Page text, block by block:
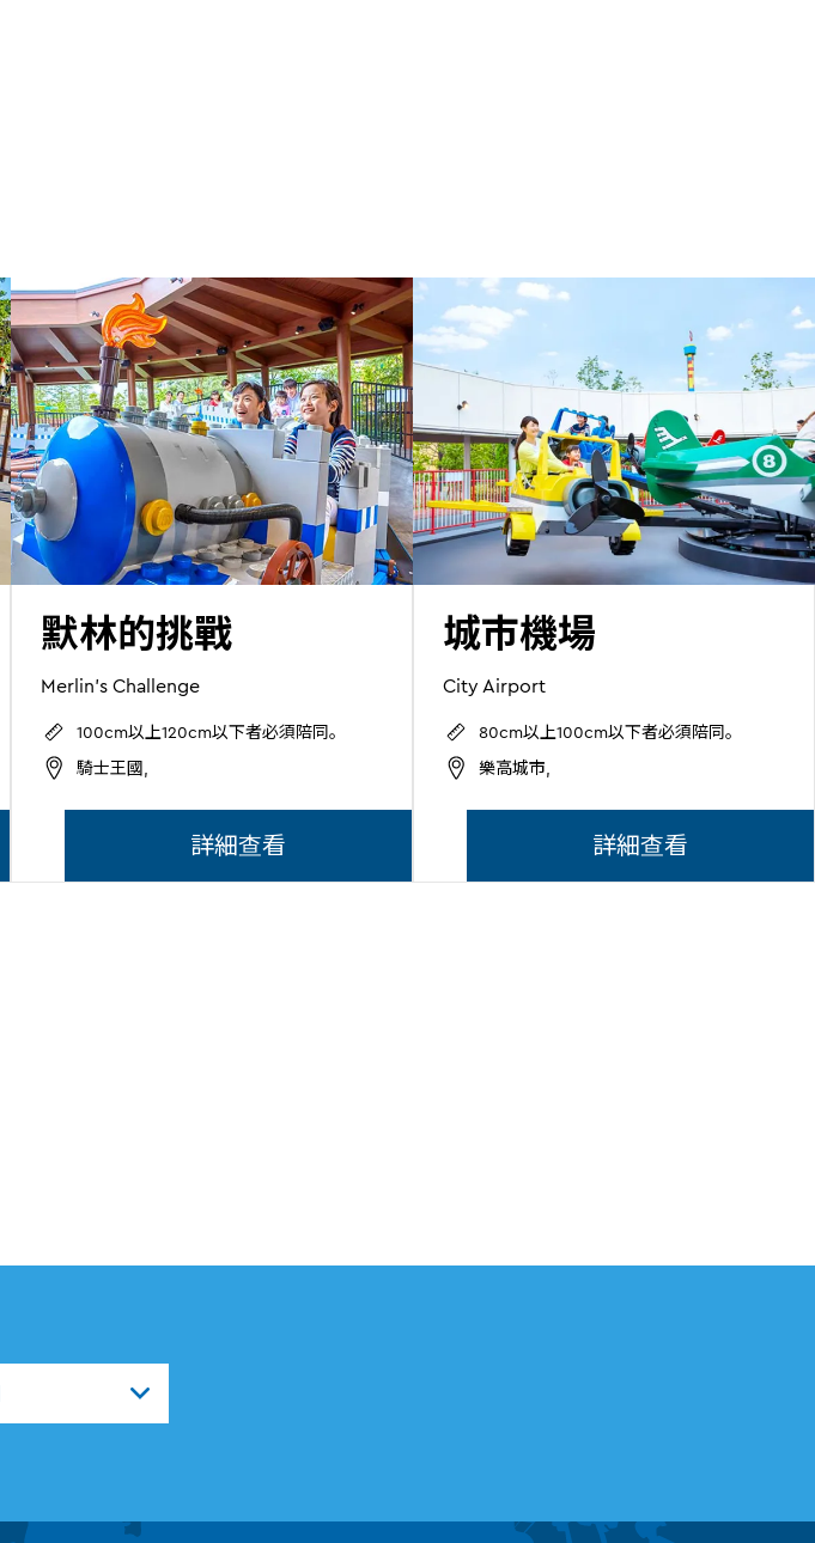
默林的挑戰
Merlin's Challenge
100cm以上120cm以下者必須陪同。
騎士王國,
詳細查看
城市機場
City Airport
80cm以上100cm以下者必須陪同。
樂高城市,
詳細查看